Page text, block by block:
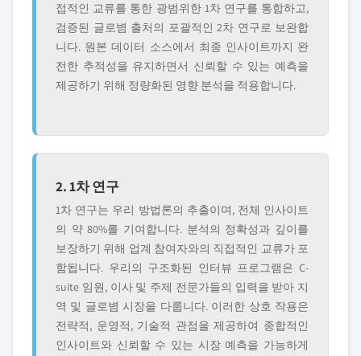
접적인 교류를 통한 광범위한 1차 연구를 통합하고,
검증된 글로볌 출처의 포괄적인 2차 연구로 보완합
니다. 원본 데이터 소스에서 최종 인사이트까지 완
전한 추적성을 유지하면서 신뢰할 수 있는 예측을
제공하기 위해 정량화된 영향 분석을 적용합니다.
2. 1차 연구
1차 연구는 우리 방법론의 추출이며, 전체 인사이트
의 약 80%를 기여합니다. 분석의 정확성과 깊이를
보장하기 위해 업계 참여자와의 직접적인 교류가 포
함됩니다. 우리의 구조화된 인터뷰 프로그램은 C-
suite 임원, 이사 및 주제 전문가들의 입력을 받아 지
역 및 글로볌 시장을 다룹니다. 이러한 상호 작용은
전략적, 운영적, 기술적 관점을 제공하여 종합적인
인사이트와 신뢰할 수 있는 시장 예측을 가능하게